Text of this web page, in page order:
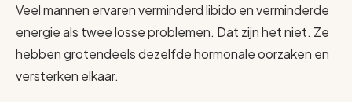
Veel mannen ervaren verminderd libido en verminderde
energie als twee losse problemen. Dat zijn het niet. Ze
hebben grotendeels dezelfde hormonale oorzaken en
versterken elkaar.